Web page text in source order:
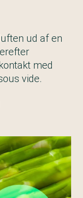
ud af en
med
vide.